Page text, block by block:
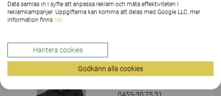
SANNA HOLMSLYKKE
MICKE ZONNANDER
Data samlas in i syfte att anpassa reklam och mäta effektiviteten i
reklamkampanjer. Uppgifterna kan komma att delas med Google LLC, mer
information finns här.
Hantera cookies
Godkänn alla cookies